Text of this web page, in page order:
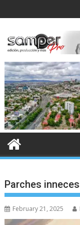
to
Parches
February 21, 2025